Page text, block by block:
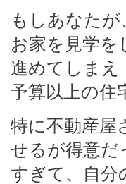
もしあなた
お家を見学を
進めてしまえ
予算以上の住
特に不動産屋
せるが得意だ
すぎて、自分